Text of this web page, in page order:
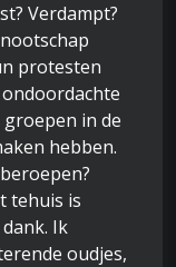
Verdampt?
protesten
in de
hebben.
tehuis is
Ik
oudjes,